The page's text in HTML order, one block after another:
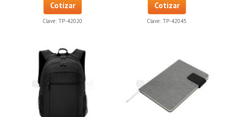
Cotizar
Clave: TP-42020
Cotizar
Clave: TP-42045